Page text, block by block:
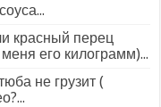
красный перец
его килограмм)...
не грузит (